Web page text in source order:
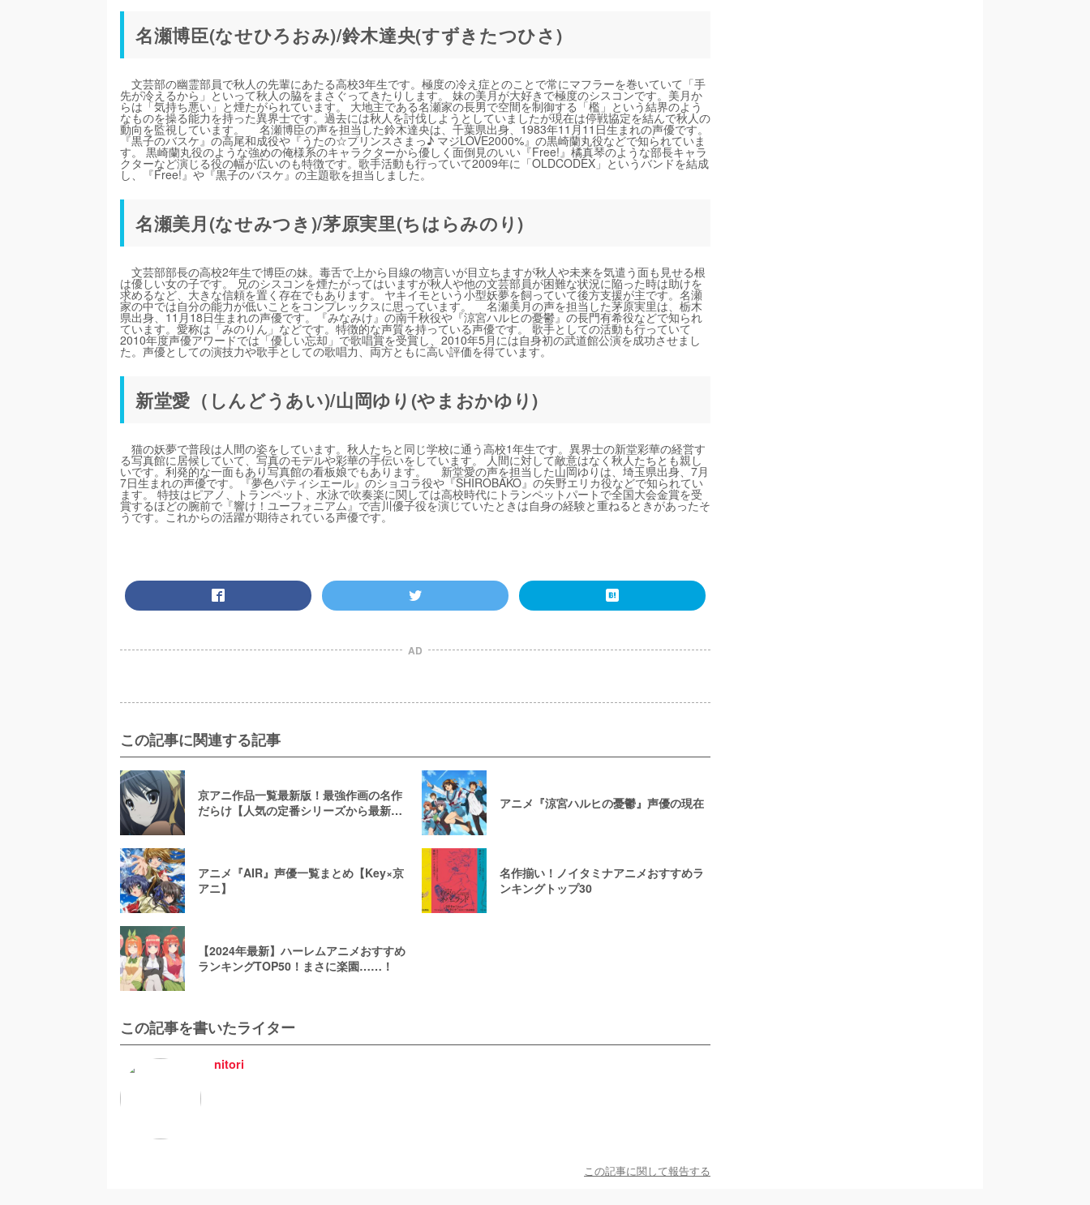
名瀬博臣(なせひろおみ)/鈴木達央(すずきたつひさ)
文芸部の幽霊部員で秋人の先輩にあたる高校3年生です。極度の冷え症とのことで常にマフラーを巻いていて「手
先が冷えるから」といって秋人の脇をまさぐってきたりします。 妹の美月が大好きで極度のシスコンです。美月か
らは「気持ち悪い」と煙たがられています。 大地主である名瀬家の長男で空間を制御する「檻」という結界のよう
なものを操る能力を持った異界士です。過去には秋人を討伐しようとしていましたが現在は停戦協定を結んで秋人の
動向を監視しています。 名瀬博臣の声を担当した鈴木達央は、千葉県出身、1983年11月11日生まれの声優です。
『黒子のバスケ』の高尾和成役や『うたの☆プリンスさまっ♪ マジLOVE2000%』の黒崎蘭丸役などで知られていま
す。 黒崎蘭丸役のような強めの俺様系のキャラクターから優しく面倒見のいい『Free!』橘真琴のような部長キャラ
クターなど演じる役の幅が広いのも特徴です。歌手活動も行っていて2009年に「OLDCODEX」というバンドを結成
し、『Free!』や『黒子のバスケ』の主題歌を担当しました。
名瀬美月(なせみつき)/茅原実里(ちはらみのり)
文芸部部長の高校2年生で博臣の妹。毒舌で上から目線の物言いが目立ちますが秋人や未来を気遣う面も見せる根
は優しい女の子です。 兄のシスコンを煙たがってはいますが秋人や他の文芸部員が困難な状況に陥った時は助けを
求めるなど、大きな信頼を置く存在でもあります。 ヤキイモという小型妖夢を飼っていて後方支援が主です。名瀬
家の中では自分の能力が低いことをコンプレックスに思っています。 名瀬美月の声を担当した茅原実里は、栃木
県出身、11月18日生まれの声優です。『みなみけ』の南千秋役や『涼宮ハルヒの憂鬱』の長門有希役などで知られ
ています。愛称は「みのりん」などです。特徴的な声質を持っている声優です。 歌手としての活動も行っていて
2010年度声優アワードでは「優しい忘却」で歌唱賞を受賞し、2010年5月には自身初の武道館公演を成功させまし
た。声優としての演技力や歌手としての歌唱力、両方ともに高い評価を得ています。
新堂愛（しんどうあい)/山岡ゆり(やまおかゆり)
猫の妖夢で普段は人間の姿をしています。秋人たちと同じ学校に通う高校1年生です。異界士の新堂彩華の経営す
る写真館に居候していて、写真のモデルや彩華の手伝いをしています。 人間に対して敵意はなく秋人たちとも親し
いです。利発的な一面もあり写真館の看板娘でもあります。 新堂愛の声を担当した山岡ゆりは、埼玉県出身、7月
7日生まれの声優です。『夢色パティシエール』のショコラ役や『SHIROBAKO』の矢野エリカ役などで知られてい
ます。 特技はピアノ、トランペット、水泳で吹奏楽に関しては高校時代にトランペットパートで全国大会金賞を受
賞するほどの腕前で『響け！ユーフォニアム』で吉川優子役を演じていたときは自身の経験と重ねるときがあったそ
うです。これからの活躍が期待されている声優です。
AD
この記事に関連する記事
京アニ作品一覧最新版！最強作画の名作
だらけ【人気の定番シリーズから最新作
アニメ『涼宮ハルヒの憂鬱』声優の現在
アニメ『AIR』声優一覧まとめ【Key×京
アニ】
名作揃い！ノイタミナアニメおすすめラ
ンキングトップ30
【2024年最新】ハーレムアニメおすすめ
ランキングTOP50！まさに楽園……！
この記事を書いたライター
nitori
この記事に関して報告する